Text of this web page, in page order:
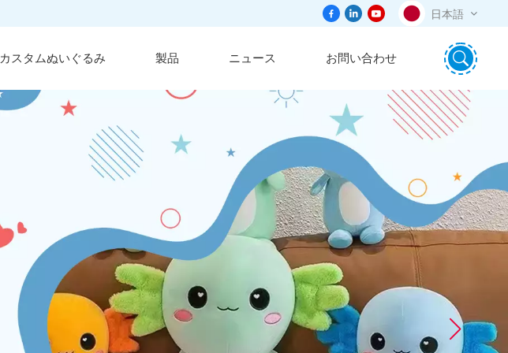
日本語
português
español
русский
カスタムぬいぐるみ 製品 ニュース お問い合わせ